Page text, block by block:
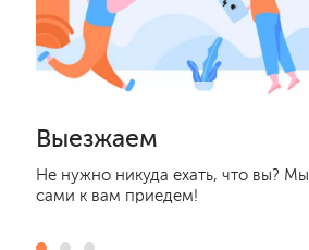
Выезжаем
Не нужно никуда ехать, что вы? Мы
сами к вам приедем!